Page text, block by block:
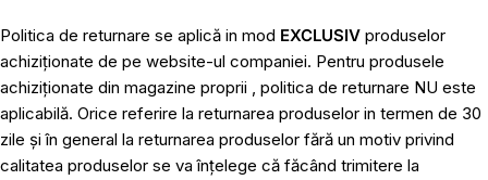
Politica de returnare se aplică in mod EXCLUSIV produselor
achiziționate de pe website-ul companiei. Pentru produsele
achiziționate din magazine proprii , politica de returnare NU este
aplicabilă. Orice referire la returnarea produselor in termen de 30
zile și în general la returnarea produselor fără un motiv privind
calitatea produselor se va înțelege că făcând trimitere la